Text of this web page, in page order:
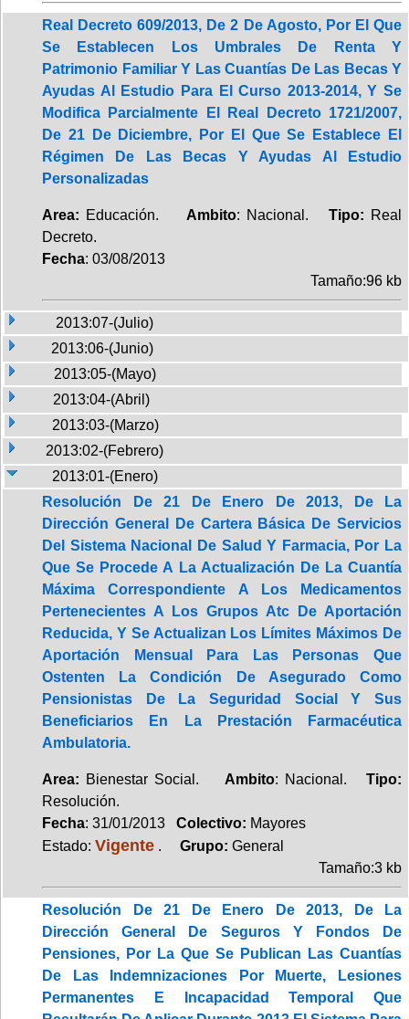
Real Decreto 609/2013, De 2 De Agosto, Por El Que
Se Establecen Los Umbrales De Renta Y
Patrimonio Familiar Y Las Cuantías De Las Becas Y
Ayudas Al Estudio Para El Curso 2013-2014, Y Se
Modifica Parcialmente El Real Decreto 1721/2007,
De 21 De Diciembre, Por El Que Se Establece El
Régimen De Las Becas Y Ayudas Al Estudio
Personalizadas
Area: Educación. Ambito: Nacional. Tipo: Real
Decreto.
Fecha: 03/08/2013
Tamaño:96 kb
2013:07-(Julio)
2013:06-(Junio)
2013:05-(Mayo)
2013:04-(Abril)
2013:03-(Marzo)
2013:02-(Febrero)
2013:01-(Enero)
Resolución De 21 De Enero De 2013, De La
Dirección General De Cartera Básica De Servicios
Del Sistema Nacional De Salud Y Farmacia, Por La
Que Se Procede A La Actualización De La Cuantía
Máxima Correspondiente A Los Medicamentos
Pertenecientes A Los Grupos Atc De Aportación
Reducida, Y Se Actualizan Los Límites Máximos De
Aportación Mensual Para Las Personas Que
Ostenten La Condición De Asegurado Como
Pensionistas De La Seguridad Social Y Sus
Beneficiarios En La Prestación Farmacéutica
Ambulatoria.
Area: Bienestar Social. Ambito: Nacional. Tipo:
Resolución.
Fecha: 31/01/2013 Colectivo: Mayores
Estado: Vigente . Grupo: General
Tamaño:3 kb
Resolución De 21 De Enero De 2013, De La
Dirección General De Seguros Y Fondos De
Pensiones, Por La Que Se Publican Las Cuantías
De Las Indemnizaciones Por Muerte, Lesiones
Permanentes E Incapacidad Temporal Que